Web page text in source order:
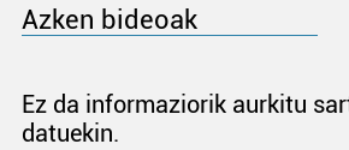
Azken bideoak
Ez da informaziorik aurkitu
datuekin.